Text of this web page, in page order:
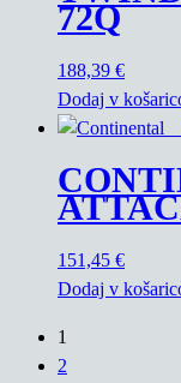
72Q
188,39 €
Dodaj v
151,45 €
Dodaj v
1
2